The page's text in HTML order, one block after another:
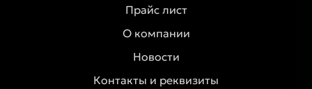
Прайс лист
О компании
Новости
Контакты и реквизиты